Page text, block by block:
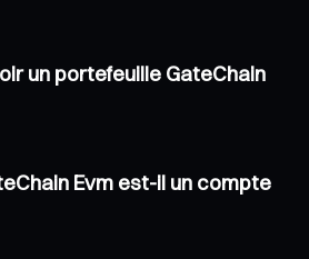
un portefeuille GateChain
Evm est-il un compte